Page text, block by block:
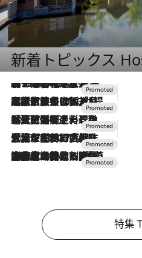
新着トピックス
2026.8.7
【トンボの足水浴】ヒノキの香りに包まれて涼感マックス！約13℃の湧水かけ流しを避暑地「星野温泉 トンボの湯」で体験
2026.7.31
【ホテル帰省】という選択肢をOMOが提案。家族とほどよい距離を保つには「昼は実家、夜は気兼ねなくホテルで！」
2026.7.24
【夏限定ディナーコース】旬を迎える稚鮎や花ズッキーニなどをイタリア・トスカーナの郷土料理の手法で満喫！
2026.7.17
「土佐和ハーブかき氷」がOMO7高知に登場！生姜、山椒、大葉など目にも舌にも涼を呼ぶ郷土の味
2026.7.10
NEW OPEN！【界 草津】名湯の地に誕生。趣の異なる2種の温泉と上州ならではの会席・蕎麦割烹など美食を味わう究極の癒やし旅
特集